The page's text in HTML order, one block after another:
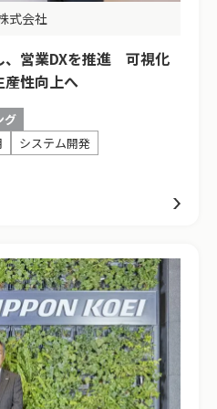
式会社
、営業DXを推進 可視化
産性向上へ
グ
システム開発